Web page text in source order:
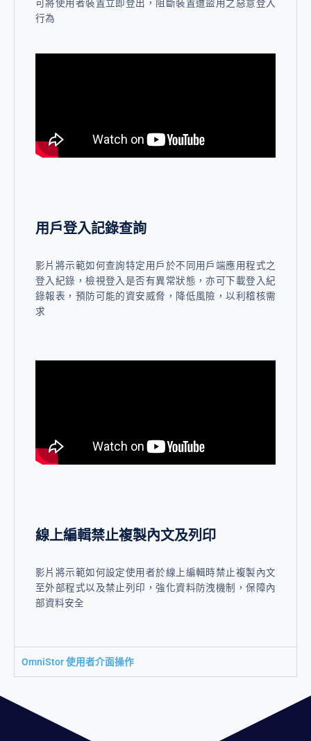
可將使用者裝置立即登出，阻斷裝置遭盜用之惡意登入
行為
用戶登入記錄查詢
影片將示範如何查詢特定用戶於不同用戶端應用程式之
登入紀錄，檢視登入是否有異常狀態，亦可下載登入紀
錄報表，預防可能的資安威脅，降低風險，以利稽核需
求
線上編輯禁止複製內文及列印
影片將示範如何設定使用者於線上編輯時禁止複製內文
至外部程式以及禁止列印，強化資料防洩機制，保障內
部資料安全
OmniStor 使用者介面操作